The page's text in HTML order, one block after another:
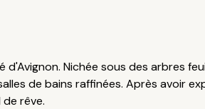
d'Avignon. Nichée sous des arbres
de bains raffinées. Après avoir
rêve.